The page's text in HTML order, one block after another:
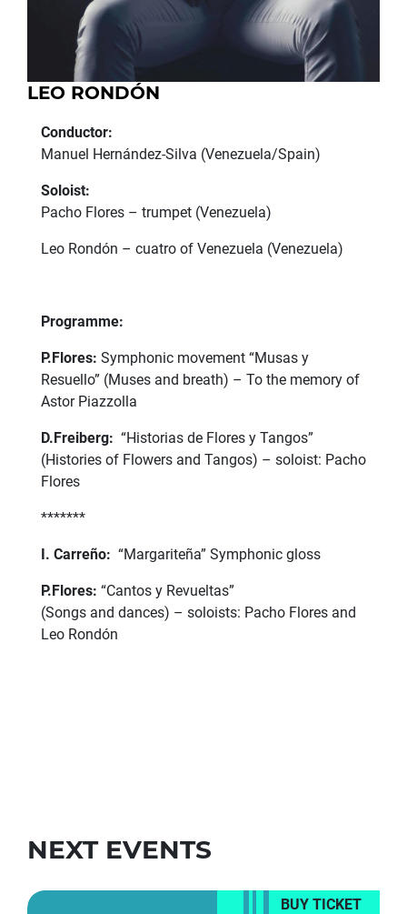
LEO RONDÓN
Conductor:
Manuel Hernández-Silva (Venezuela/Spain)
Soloist:
Pacho Flores – trumpet (Venezuela)
Leo Rondón – cuatro of Venezuela (Venezuela)
Programme:
P.Flores: Symphonic movement “Musas y
Resuello” (Muses and breath) – To the memory of
Astor Piazzolla
D.⁠Freiberg: “Historias de Flores y Tangos”
(Histories of Flowers and Tangos) – soloist: Pacho
Flores
*******
I. Carreño: ⁠ “Margariteña” Symphonic gloss
P.Flores: “⁠Cantos y Revueltas”
(Songs and dances) – soloists: Pacho Flores and
Leo Rondón
NEXT EVENTS
BUY TICKET